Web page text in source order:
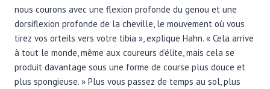
nous courons avec une flexion profonde du genou et une
dorsiflexion profonde de la cheville, le mouvement où vous
tirez vos orteils vers votre tibia », explique Hahn. « Cela arrive
à tout le monde, même aux coureurs d’élite, mais cela se
produit davantage sous une forme de course plus douce et
plus spongieuse. » Plus vous passez de temps au sol, plus